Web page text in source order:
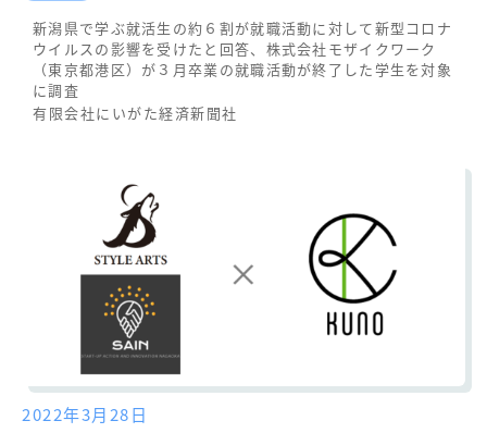
新潟県で学ぶ就活生の約６割が就職活動に対して新型コロナ
ウイルスの影響を受けたと回答、株式会社モザイクワーク
（東京都港区）が３月卒業の就職活動が終了した学生を対象
に調査
有限会社にいがた経済新聞社
2022年3月28日